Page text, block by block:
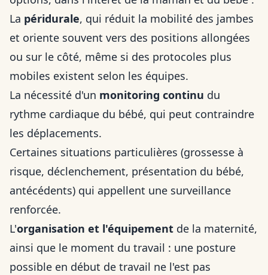
La péridurale, qui réduit la mobilité des jambes
et oriente souvent vers des positions allongées
ou sur le côté, même si des protocoles plus
mobiles existent selon les équipes.
La nécessité d'un monitoring continu du
rythme cardiaque du bébé, qui peut contraindre
les déplacements.
Certaines situations particulières (grossesse à
risque, déclenchement, présentation du bébé,
antécédents) qui appellent une surveillance
renforcée.
L'organisation et l'équipement de la maternité,
ainsi que le moment du travail : une posture
possible en début de travail ne l'est pas